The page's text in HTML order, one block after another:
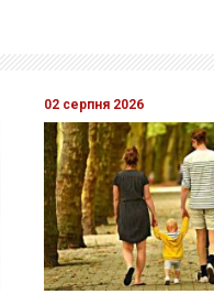
02 серпня 2026